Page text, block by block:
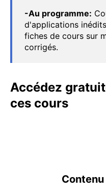
-Au programme:
d'applications
fiches de cours sur
corrigés.
Accédez
ces cours